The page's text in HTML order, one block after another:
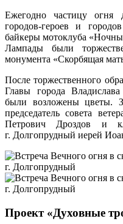
Ежегодно частицу огня
городов-героев и
байкеры мотоклуба
Лампады были
монумента «Скорбящая
После торжественного
Главы города
были возложены цветы.
председатель совета
Петрович Дроздов и
г. Долгопрудный иерей
Проект «Духовные